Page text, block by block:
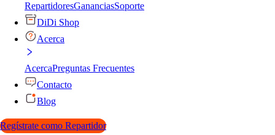
RepartidoresGananciasSoporte
DiDi Shop
Acerca
AcercaPreguntas Frecuentes
Contacto
Blog
Regístrate como Repartidor